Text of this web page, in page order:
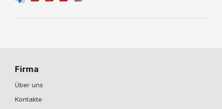
Firma
Über uns
Kontakte